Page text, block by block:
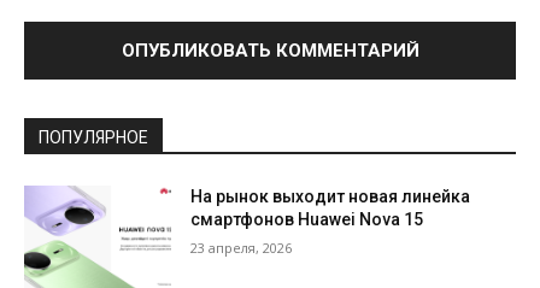
ПОПУЛЯРНОЕ
На рынок выходит новая линейка
смартфонов Huawei Nova 15
23 апреля, 2026